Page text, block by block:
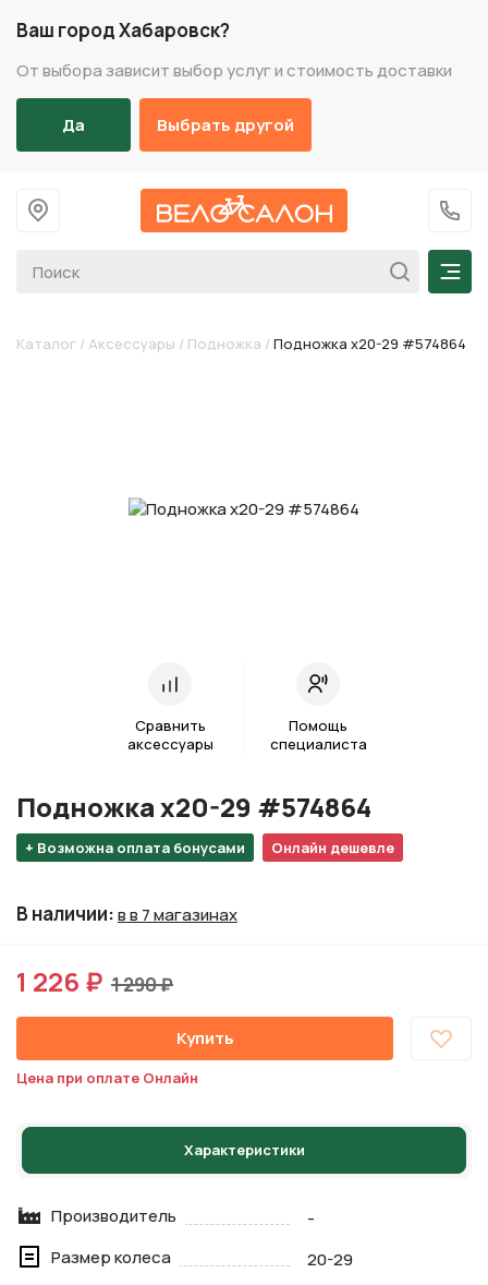
Ваш город Хабаровск?
От выбора зависит выбор услуг и стоимость доставки
Да Выбрать другой
На главную
+7
Каталог / Аксессуары / Подножка / Подножка х20-29 #574864
Сравнить
аксессуары
Помощь
специалиста
+ Возможна оплата бонусами Онлайн дешевле
Подножка х20-29 #574864
В наличии:в в 7 магазинах
1 226 ₽ 1 290 ₽
Купить
Цена при оплате Онлайн
Характеристики
Производитель
-
Размер колеса
20-29